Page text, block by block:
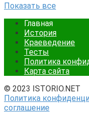
Показать все
Главная
История
Краеведение
Тесты
Политика
Карта сайта
© 2023 ISTORIO.NET
Политика
соглашение